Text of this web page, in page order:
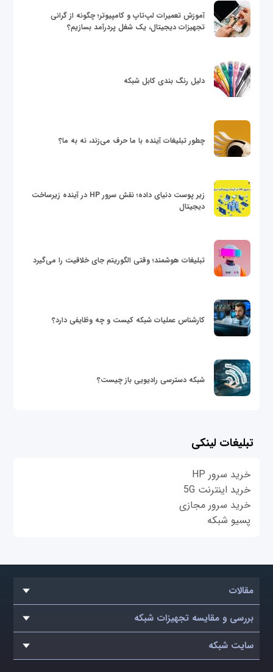
آموزش تعمیرات لپ‌تاپ و کامپیوتر؛ چگونه از گرانی
تجهیزات دیجیتال، یک شغل پردرآمد بسازیم؟
دلیل رنگ بندی کابل شبکه
چطور تبلیغات آینده با ما حرف می‌زند، نه به ما؟
زیر پوست دنیای داده؛ نقش سرور HP در آینده زیرساخت
دیجیتال
تبلیغات هوشمند؛ وقتی الگوریتم جای خلاقیت را می‌گیرد
کارشناس عملیات شبکه کیست و چه وظایفی دارد؟
شبکه دسترسی رادیویی باز چیست؟
تبلیغات لینکی
خرید سرور HP
خرید اینترنت 5G
خرید سرور مجازی
پسیو شبکه
مقالات
بررسی و مقایسه تجهیزات شبکه
سایت شبکه